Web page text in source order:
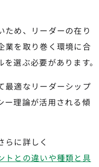
ため、リーダーの在り
業を取り巻く環境に合
選ぶ必要があります。
最適なリーダーシップ
ー理論が活用される傾
に詳しく
トとの違いや種類と具